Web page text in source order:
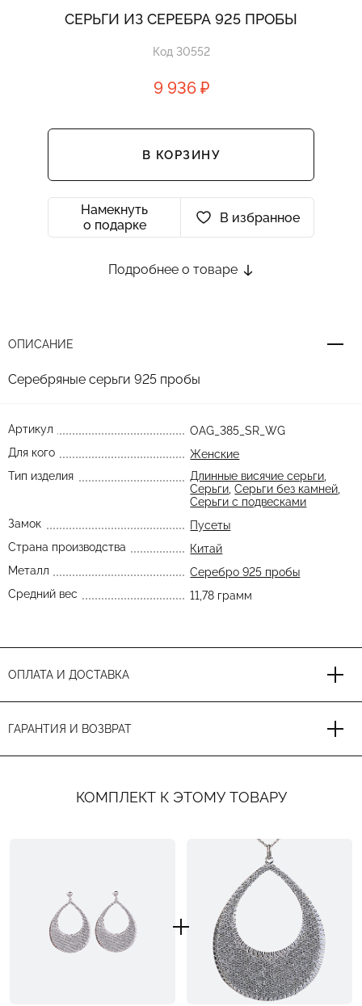
СЕРЬГИ ИЗ СЕРЕБРА 925 ПРОБЫ
Код 30552
9 936 ₽
В КОРЗИНУ
Намекнуть
о подарке
В избранное
Подробнее о товаре
ОПИСАНИЕ
Серебряные серьги 925 пробы
Артикул
OAG_385_SR_WG
Для кого
Женские
Тип изделия
Длинные висячие серьги
Серьги ,Серьги без камней
Серьги с подвесками
Замок
Пусеты
Страна производства
Китай
Металл
Серебро 925 пробы
Средний вес
11,78 грамм
ОПЛАТА И ДОСТАВКА
ГАРАНТИЯ И ВОЗВРАТ
КОМПЛЕКТ К ЭТОМУ ТОВАРУ